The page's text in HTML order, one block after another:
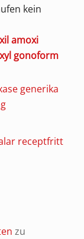
kein
amoxi
gonoform
generika
receptfritt
zu